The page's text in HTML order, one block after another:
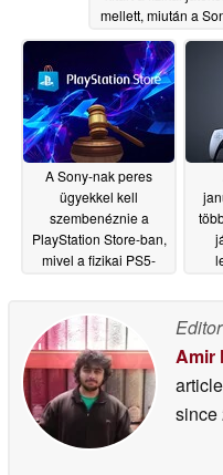
mellett, miután a
gyártásával
A Sony-nak peres
ügyekkel kell
szembenéznie a
PlayStation Store-ban,
mivel a fizikai PS5-
07/02/2026
Amir
since